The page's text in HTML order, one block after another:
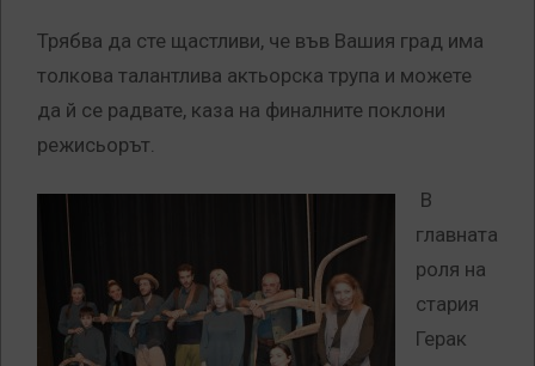
Трябва да сте щастливи, че във Вашия град има
толкова талантлива актьорска трупа и можете
да й се радвате, каза на финалните поклони
режисьорът.
В
главната
роля на
стария
Герак